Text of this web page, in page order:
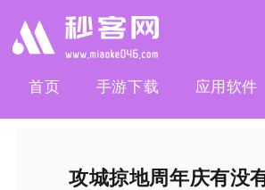
首页 手游下载 应用软件
攻城掠地周年庆有没